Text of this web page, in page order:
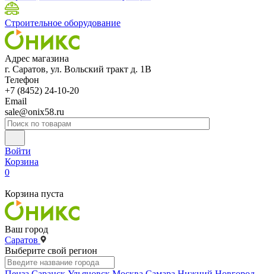
Строительное оборудование
Адрес магазина
г. Саратов, ул. Вольский тракт д. 1В
Телефон
+7 (8452) 24-10-20
Email
sale@onix58.ru
Войти
Корзина
0
Корзина пуста
Ваш город
Саратов
Выберите свой регион